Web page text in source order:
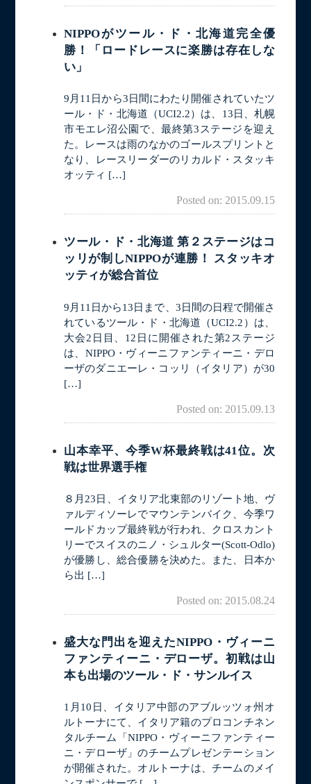
NIPPOがツール・ド・北海道完全優
勝！「ロードレースに楽勝は存在しな
い」
9月11日から3日間にわたり開催されていたツ
ール・ド・北海道（UCI2.2）は、13日、札幌
市モエレ沼公園で、最終第3ステージを迎え
た。レースは雨のなかのゴールスプリントと
なり、レースリーダーのリカルド・スタッキ
オッティ […]
Posted on: 2015.09.15
ツール・ド・北海道 第２ステージはコ
ッリが制しNIPPOが連勝！ スタッキオ
ッティが総合首位
9月11日から13日まで、3日間の日程で開催さ
れているツール・ド・北海道（UCI2.2）は、
大会2日目、12日に開催された第2ステージ
は、NIPPO・ヴィーニファンティーニ・デロ
ーザのダニエーレ・コッリ（イタリア）が30
[…]
Posted on: 2015.09.13
山本幸平、今季W杯最終戦は41位。次
戦は世界選手権
８月23日、イタリア北東部のリゾート地、ヴ
ァルディソーレでマウンテンバイク、今季ワ
ールドカップ最終戦が行われ、クロスカント
リーでスイスのニノ・シュルター(Scott-Odlo)
が優勝し、総合優勝を決めた。また、日本か
ら出 […]
Posted on: 2015.08.24
盛大な門出を迎えたNIPPO・ヴィーニ
ファンティーニ・デローザ。初戦は山
本も出場のツール・ド・サンルイス
1月10日、イタリア中部のアブルッツォ州オ
ルトーナにて、イタリア籍のプロコンチネン
タルチーム「NIPPO・ヴィーニファンティー
ニ・デローザ」のチームプレゼンテーション
が開催された。オルトーナは、チームのメイ